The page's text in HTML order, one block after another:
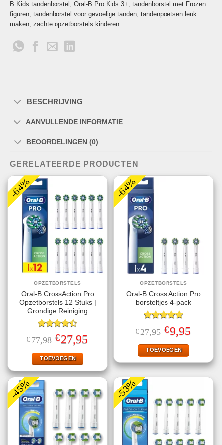
B Kids tandenborstel , Oral-B Pro Kids 3+, tandenborstel met Frozen
figuren, tandenborstel voor gevoelige tanden, tandenpoetsen leuk
maken, zachte opzetborstels kinderen
BESCHRIJVING
AANVULLENDE INFORMATIE
BEOORDELINGEN (0)
GERELATEERDE PRODUCTEN
-64%
OPZETBORSTELS
Oral-B CrossAction Pro
Opzetborstels 12 Stuks |
Grondige Reiniging
Gewaardeerd
4.50uit 5
€77,98 Oorspronkelijke
prijs
was:
€77,98.
€27,95prijs
TOEVOEGEN
-64%
OPZETBORSTELS
Oral-B Cross Action Pro
borsteltjes 4-pack
Gewaardeerd
4.75uit 5
€27,95 Oorspronkelijke
prijs
was:
€27,95.
€9,95prijs
TOEVOEGEN
-45% -53%